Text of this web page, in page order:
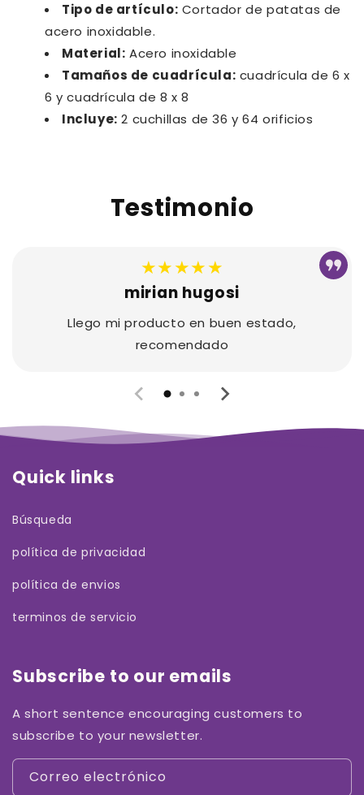
Tipo de artículo: Cortador de patatas de
acero inoxidable.
Material: Acero inoxidable
Tamaños de cuadrícula: cuadrícula de 6 x
6 y cuadrícula de 8 x 8
Incluye: 2 cuchillas de 36 y 64 orificios
Testimonio
★★★★★
mirian hugosi
Llego mi producto en buen estado,
recomendado
Quick links
Búsqueda
política de privacidad
política de envios
terminos de servicio
Subscribe to our emails
A short sentence encouraging customers to
subscribe to your newsletter.
Correo electrónico